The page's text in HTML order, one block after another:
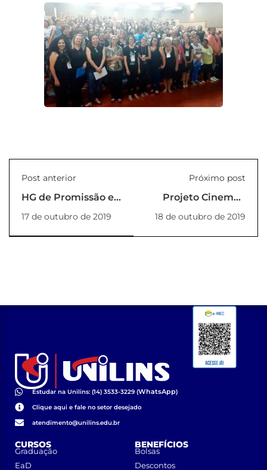
Post anterior
HG de Promissão e
Unilins dão início a
Emergências
17 de outubro de 2019
Próximo post
Projeto Cinema -
19/10/2019
18 de outubro de 2019
Estudar na Unilins: (14) 3533-3229 (WhatsApp)
Clique aqui e fale no setor desejado
atendimento@unilins.edu.br
CURSOS
Graduação
EaD
BENEFÍCIOS
Bolsas
Descontos